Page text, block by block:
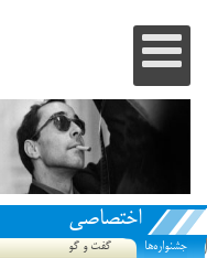
اختصاصی
جشنواره‌ها گفت و گو